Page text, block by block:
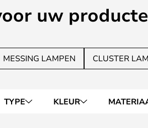
uw
MESSING LAMPEN CLUSTER
TYPE KLEUR